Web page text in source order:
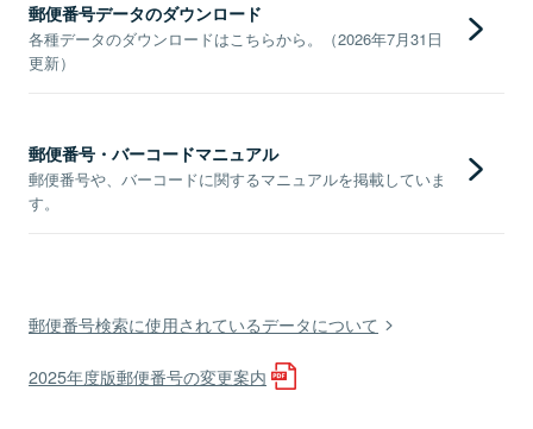
郵便番号データのダウンロード
各種データのダウンロードはこちらから。（2026年7月31日
更新）
郵便番号・バーコードマニュアル
郵便番号や、バーコードに関するマニュアルを掲載していま
す。
郵便番号検索に使用されているデータについて
2025年度版郵便番号の変更案内